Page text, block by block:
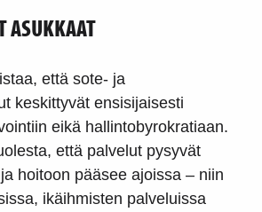
ASUKKAAT
että sote- ja
keskittyvät ensisijaisesti
eikä hallintobyrokratiaan.
että palvelut pysyvät
hoitoon pääsee ajoissa – niin
ikäihmisten palveluissa